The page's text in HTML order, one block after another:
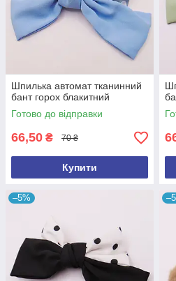
Шпилька автомат тканинний
бант горох блакитний
Готово до відправки
66,50 ₴ 70 ₴
Купити
–5%